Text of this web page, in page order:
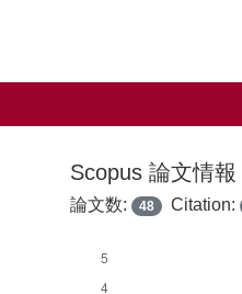
Scopus 論文情報
論文数: 48 Citation: